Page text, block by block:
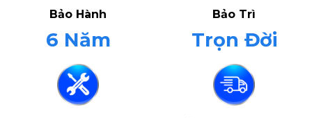
Bảo Hành
6 Năm
Bảo Trì
Trọn Đời